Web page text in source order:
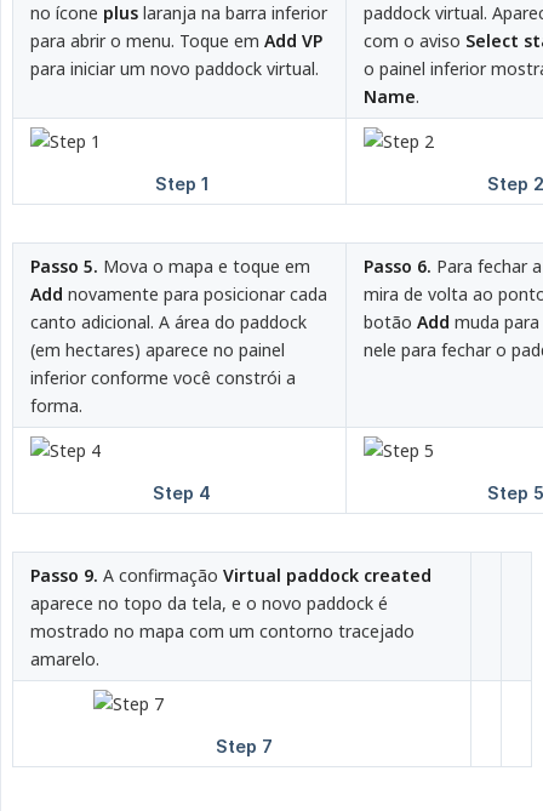
no ícone plus laranja na barra inferior
para abrir o menu. Toque em Add VP
para iniciar um novo paddock virtual.
paddock virtual.
com o aviso Select
o painel inferior
Name.
Passo 5. Mova o mapa e toque em
Add novamente para posicionar cada
canto adicional. A área do paddock
(em hectares) aparece no painel
inferior conforme você constrói a
forma.
Passo 6. Para fechar
mira de volta ao
botão Add muda para
nele para fechar o
Passo 9. A confirmação Virtual paddock created
aparece no topo da tela, e o novo paddock é
mostrado no mapa com um contorno tracejado
amarelo.